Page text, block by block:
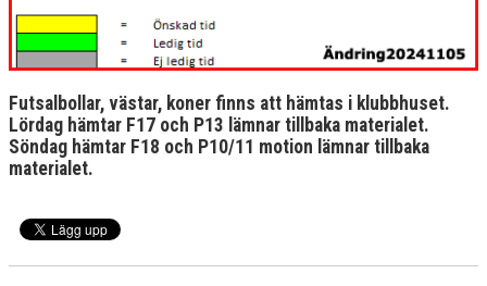
Futsalbollar, västar, koner finns att hämtas i klubbhuset.
Lördag hämtar F17 och P13 lämnar tillbaka materialet.
Söndag hämtar F18 och P10/11 motion lämnar tillbaka
materialet.